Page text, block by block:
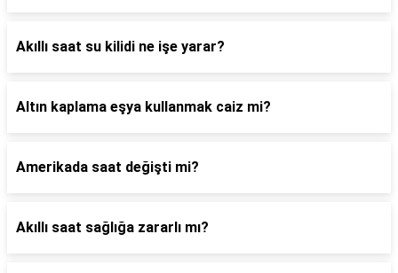
Akıllı saat su kilidi ne işe yarar?
Altın kaplama eşya kullanmak caiz mi?
Amerikada saat değişti mi?
Akıllı saat sağlığa zararlı mı?